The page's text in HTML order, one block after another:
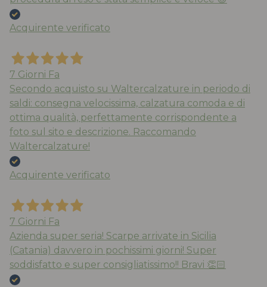
Acquirente verificato
7 Giorni Fa
Secondo acquisto su Waltercalzature in periodo di
saldi: consegna velocissima, calzatura comoda e di
ottima qualità, perfettamente corrispondente a
foto sul sito e descrizione. Raccomando
Waltercalzature!
Acquirente verificato
7 Giorni Fa
Azienda super seria! Scarpe arrivate in Sicilia
(Catania) davvero in pochissimi giorni! Super
soddisfatto e super consigliatissimo!! Bravi 👏🏻